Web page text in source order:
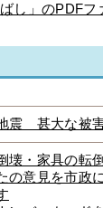
ばし」のPDF
震 甚大な被
壊・家具の転
の意見を市政